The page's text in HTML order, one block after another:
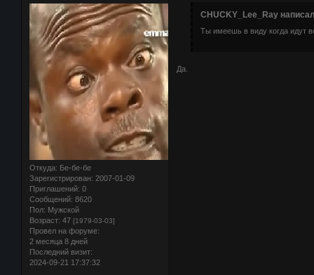
Откуда: Бе-бе-бе
Зарегистрирован: 2007-01-09
Приглашений: 0
Сообщений: 8620
Пол: Мужской
Возраст: 47 [1979-03-03]
Провел на форуме:
2 месяца 8 дней
Последний визит:
2024-09-21 17:37:32
CHUCKY_Lee_Ray
Ты имеешь в виду когда идут
Да.